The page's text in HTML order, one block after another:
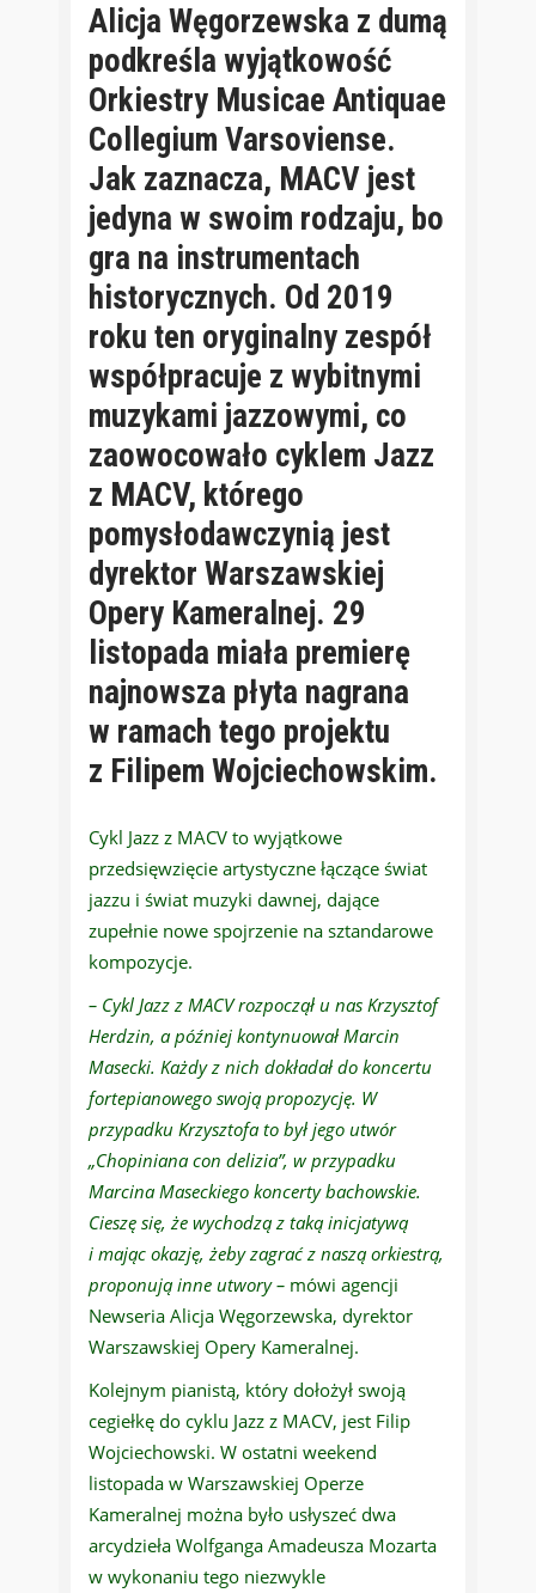
Alicja Węgorzewska z dumą
podkreśla wyjątkowość
Orkiestry Musicae Antiquae
Collegium Varsoviense.
Jak zaznacza, MACV jest
jedyna w swoim rodzaju, bo
gra na instrumentach
historycznych. Od 2019
roku ten oryginalny zespół
współpracuje z wybitnymi
muzykami jazzowymi, co
zaowocowało cyklem Jazz
z MACV, którego
pomysłodawczynią jest
dyrektor Warszawskiej
Opery Kameralnej. 29
listopada miała premierę
najnowsza płyta nagrana
w ramach tego projektu
z Filipem Wojciechowskim.
Cykl Jazz z MACV to wyjątkowe
przedsięwzięcie artystyczne łączące świat
jazzu i świat muzyki dawnej, dające
zupełnie nowe spojrzenie na sztandarowe
kompozycje.
– Cykl Jazz z MACV rozpoczął u nas Krzysztof
Herdzin, a później kontynuował Marcin
Masecki. Każdy z nich dokładał do koncertu
fortepianowego swoją propozycję. W
przypadku Krzysztofa to był jego utwór
„Chopiniana con delizia”, w przypadku
Marcina Maseckiego koncerty bachowskie.
Cieszę się, że wychodzą z taką inicjatywą
i mając okazję, żeby zagrać z naszą orkiestrą,
proponują inne utwory – mówi agencji
Newseria Alicja Węgorzewska, dyrektor
Warszawskiej Opery Kameralnej.
Kolejnym pianistą, który dołożył swoją
cegiełkę do cyklu Jazz z MACV, jest Filip
Wojciechowski. W ostatni weekend
listopada w Warszawskiej Operze
Kameralnej można było usłyszeć dwa
arcydzieła Wolfganga Amadeusza Mozarta
w wykonaniu tego niezwykle